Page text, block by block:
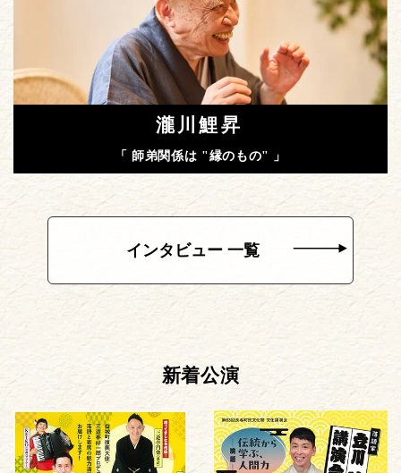
瀧川鯉昇
「 師弟関係は "縁のもの" 」
インタビュー 一覧
新着公演